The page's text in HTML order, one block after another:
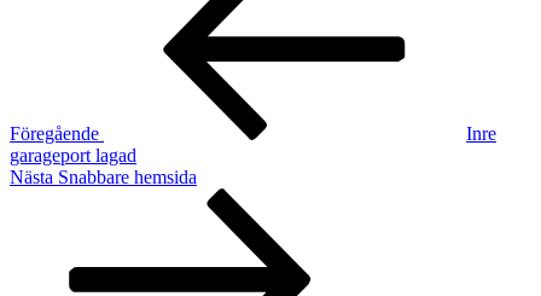
Föregående
Inre
garageport lagad
Nästa
Nästa Snabbare hemsida